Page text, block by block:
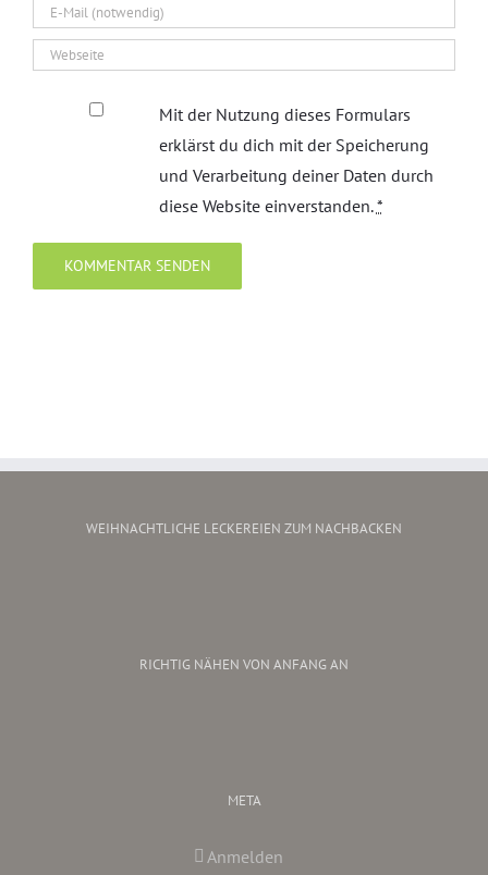
Mit der Nutzung dieses Formulars
erklärst du dich mit der Speicherung
und Verarbeitung deiner Daten durch
diese Website einverstanden.*
WEIHNACHTLICHE LECKEREIEN ZUM NACHBACKEN
RICHTIG NÄHEN VON ANFANG AN
META
Anmelden